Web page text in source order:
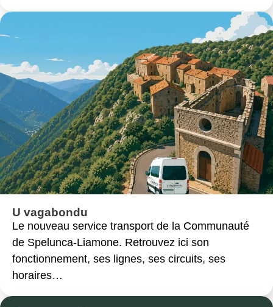
U vagabondu
Le nouveau service transport de la Communauté
de Spelunca-Liamone. Retrouvez ici son
fonctionnement, ses lignes, ses circuits, ses
horaires…